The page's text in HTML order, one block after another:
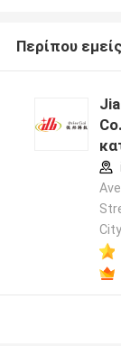
Περίπου εμείς